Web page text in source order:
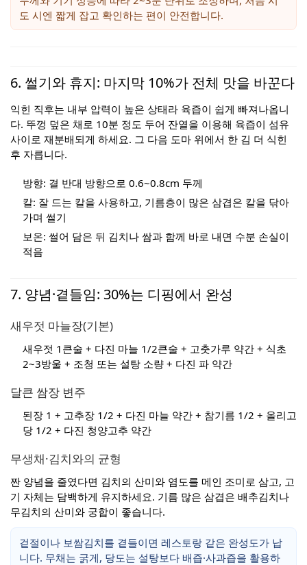
도 시엔 짧게 잡고 확인하는 편이 안전합니다.
6. 썰기와 휴지: 마지막 10%가 전체 맛을 바꾼다
익힌 직후는 내부 압력이 높은 상태라 육즙이 쉽게 빠져나옵니
다. 뚜껑 덮은 채로 10분 정도 두어 잔열을 이용해 육즙이 섬유
사이로 재분배되게 하세요. 그 다음 도마 위에서 한 김 더 식힌
후 자릅니다.
방향: 결 반대 방향으로 0.6~0.8cm 두께
칼: 잘 드는 칼을 사용하고, 기름층이 많은 삼겹은 칼을 닦아
가며 썰기
보온: 썰어 담은 뒤 김치나 쌈과 함께 바로 내면 수분 손실이
적음
7. 양념·곁들임: 30%는 디핑에서 완성
새우젓 마늘장(기본)
새우젓 1큰술 + 다진 마늘 1/2큰술 + 고춧가루 약간 + 식초
2~3방울 + 조청 또는 설탕 소량 + 다진 파 약간
달큰 쌈장 변주
된장 1 + 고추장 1/2 + 다진 마늘 약간 + 참기름 1/2 + 올리고
당 1/2 + 다진 청양고추 약간
무생채·김치와의 균형
짠 양념을 줄였다면 김치의 산미와 염도를 메인 조미로 삼고, 고
기 자체는 담백하게 유지하세요. 기름 많은 삼겹은 배추김치나
무김치의 산미와 궁합이 좋습니다.
겉절이나 보쌈김치를 곁들이면 레스토랑 같은 완성도가 납
니다. 무채는 굵게, 당도는 설탕보다 배즙·사과즙을 활용하